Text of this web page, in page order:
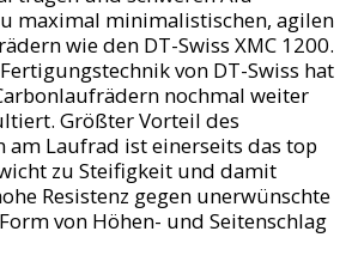
maximal minimalistischen, agilen
wie den DT-Swiss XMC 1200.
von DT-Swiss hat
nochmal weiter
Größter Vorteil des
am Laufrad ist einerseits das top
zu Steifigkeit und damit
Resistenz gegen unerwünschte
von Höhen- und Seitenschlag